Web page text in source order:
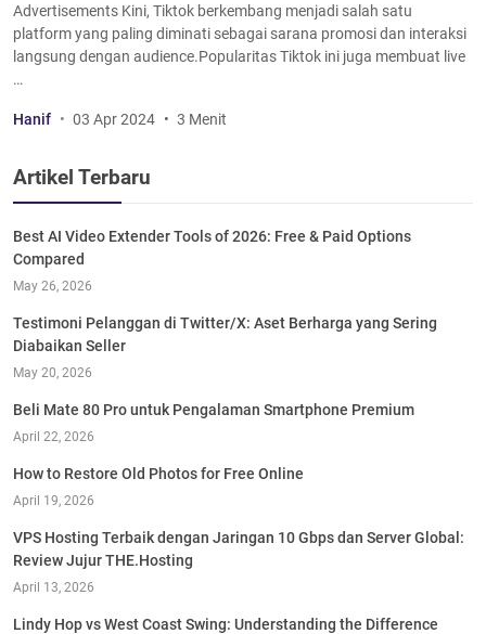
Advertisements Kini, Tiktok berkembang menjadi salah satu
platform yang paling diminati sebagai sarana promosi dan interaksi
langsung dengan audience.Popularitas Tiktok ini juga membuat live
…
Hanif 03 Apr 2024 3 Menit
Artikel Terbaru
Best AI Video Extender Tools of 2026: Free & Paid Options
Compared
May 26, 2026
Testimoni Pelanggan di Twitter/X: Aset Berharga yang Sering
Diabaikan Seller
May 20, 2026
Beli Mate 80 Pro untuk Pengalaman Smartphone Premium
April 22, 2026
How to Restore Old Photos for Free Online
April 19, 2026
VPS Hosting Terbaik dengan Jaringan 10 Gbps dan Server Global:
Review Jujur THE.Hosting
April 13, 2026
Lindy Hop vs West Coast Swing: Understanding the Difference